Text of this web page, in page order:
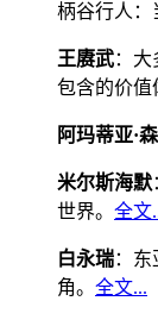
柄谷行人：
王赓武：
包含的价值
阿玛蒂亚·森
米尔斯海默
世界。 全文
白永瑞：
角。 全文...